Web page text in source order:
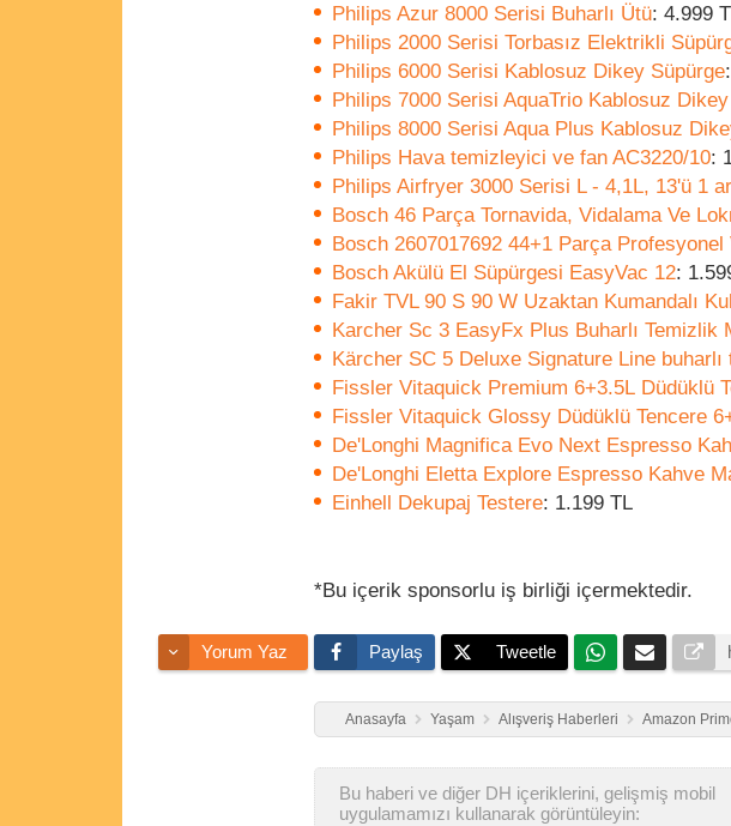
Philips Azur 8000 Serisi Buharlı Ütü: 4.999
Philips 2000 Serisi Torbasız Elektrikli
Philips 6000 Serisi Kablosuz Dikey Süpürge
Philips 7000 Serisi AquaTrio Kablosuz
Philips 8000 Serisi Aqua Plus Kablosuz
Philips Hava temizleyici ve fan AC3220/10:
Philips Airfryer 3000 Serisi L - 4,1L, 13'ü 1
Bosch 46 Parça Tornavida, Vidalama Ve
Bosch 2607017692 44+1 Parça
Bosch Akülü El Süpürgesi EasyVac 12:
Fakir TVL 90 S 90 W Uzaktan Kumandalı
Karcher Sc 3 EasyFx Plus Buharlı Temizlik
Kärcher SC 5 Deluxe Signature Line
Fissler Vitaquick Premium 6+3.5L Düdüklü
Fissler Vitaquick Glossy Düdüklü Tencere
De'Longhi Magnifica Evo Next Espresso
De'Longhi Eletta Explore Espresso Kahve
Einhell Dekupaj Testere: 1.199 TL
*Bu içerik sponsorlu iş birliği içermektedir.
Yorum Yaz Paylaş Tweetle
Anasayfa Yaşam Alışveriş Haberleri Amazon
Bu haberi ve diğer DH içeriklerini, gelişmiş mobil
uygulamamızı kullanarak görüntüleyin: